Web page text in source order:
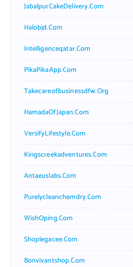
JabalpurCakeDelivery.com
Halobjd.com
Intelligenceqatar.com
PikaPikaApp.com
Takecareofbusinessdfw.org
HamadaOfJapan.com
VersifyLifestyle.com
Kingscreekadventures.com
Antaeuslabs.com
Purelycleanchemdry.com
WishOping.com
Shoplegacee.com
Bonvivantshop.com